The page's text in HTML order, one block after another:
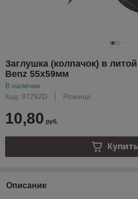
Заглушка (колпачок) в
Benz 55х59мм
В наличии
Код: 97292D
Розница
10,80 руб.
Купить
Описание